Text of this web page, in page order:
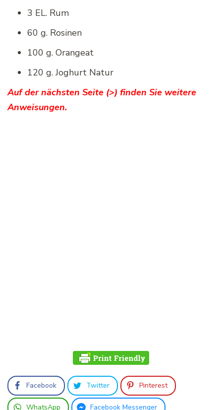
3 EL. Rum
60 g. Rosinen
100 g. Orangeat
120 g. Joghurt Natur
Auf der nächsten Seite (>) finden Sie weitere
Anweisungen.
Facebook Twitter Pinterest
WhatsApp Facebook Messenger